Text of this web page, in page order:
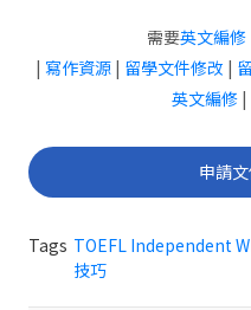
需要英文編修
| 寫作資源 | 留學文件修改 |
英文編修|
申請
Tags TOEFL Independent
技巧